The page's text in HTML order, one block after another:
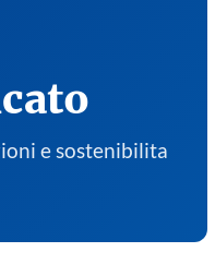
e sostenibilita